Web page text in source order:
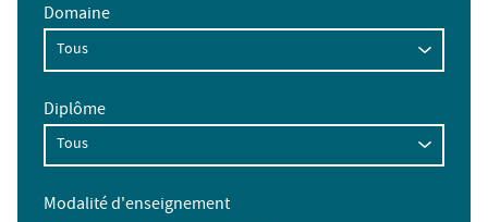
Domaine
Diplôme
Modalité d'enseignement